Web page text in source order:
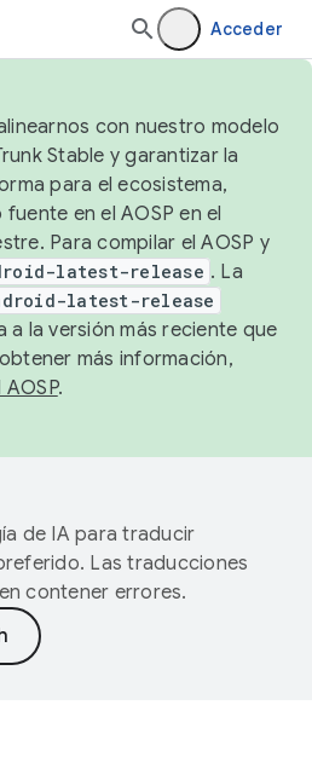
Acceder
con nuestro modelo
Stable y garantizar la
para el ecosistema,
en el AOSP en el
Para compilar el AOSP y
latest-release . La
latest-release
a la versión más reciente que
más información,
.
de IA para traducir
Las traducciones
contener errores.